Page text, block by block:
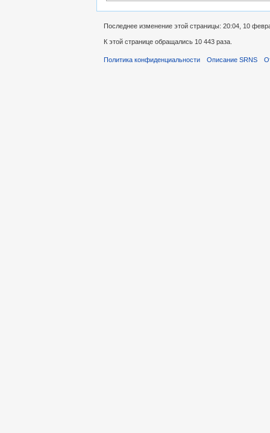
Последнее изменение этой страницы: 20:04, 10
К этой странице обращались 10 443 раза.
Политика конфиденциальности Описание SRNS